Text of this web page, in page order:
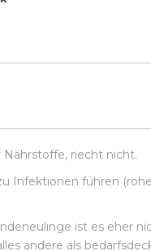
Nährstoffe, riecht nicht.
Infektionen führen
ist es eher
andere als